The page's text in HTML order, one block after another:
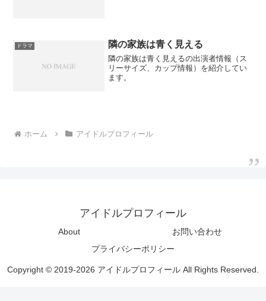
ドラマ 隣の家族は青く見える
隣の家族は青く見えるの出演者情報（ス
リーサイズ、カップ情報）を紹介してい
ます。
ホーム アイドルプロフィール
アイドルプロフィール
About
お問い合わせ
プライバシーポリシー
Copyright © 2019-2026 アイドルプロフィール All Rights Reserved.